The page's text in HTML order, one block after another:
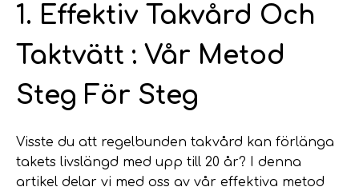
1. Effektiv Takvård Och
Taktvätt : Vår Metod
Steg För Steg
Visste du att regelbunden takvård kan förlänga
takets livslängd med upp till 20 år? I denna
artikel delar vi med oss av vår effektiva metod